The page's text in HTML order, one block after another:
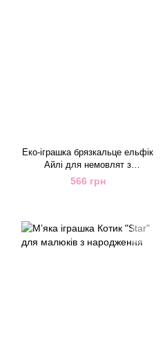
Еко-іграшка брязкальце ельфік
Айлі для немовлят з
народження
566 грн